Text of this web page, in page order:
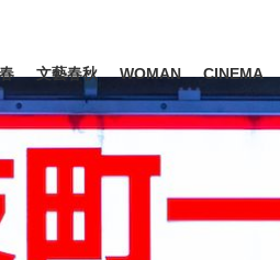
ライフ ビジネス
文藝春秋 WOMAN CINEMA
キーワード入力